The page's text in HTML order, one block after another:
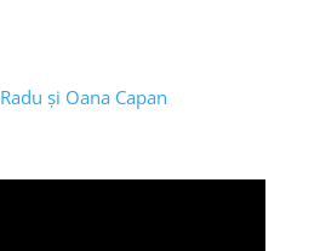
Radu și Oana Capan